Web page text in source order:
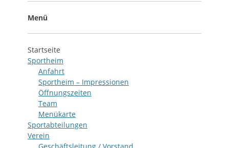
Menü
Startseite
Sportheim
Anfahrt
Sportheim – Impressionen
Öffnungszeiten
Team
Menükarte
Sportabteilungen
Verein